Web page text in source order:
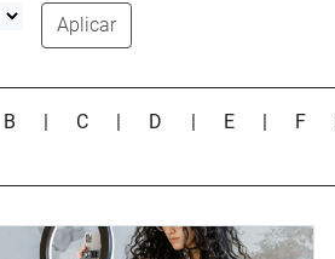
Aplicar
B C D E F